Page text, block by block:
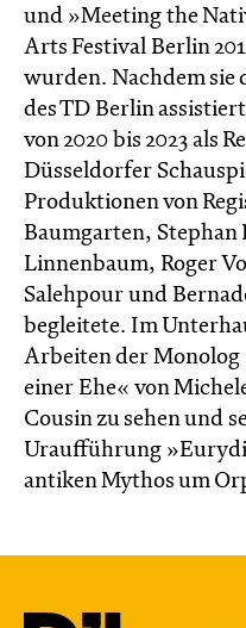
und »Meeting the
Arts Festival Berlin
wurden. Nachdem
des TD Berlin
von 2020 bis 2023 als
Düsseldorfer
Produktionen von
Baumgarten, Stephan
Linnenbaum, Roger
Salehpour und
begleitete. Im
Arbeiten der Monolog
einer Ehe« von
Cousin zu sehen und
Uraufführung
antiken Mythos um